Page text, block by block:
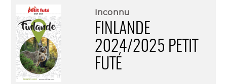
Inconnu
FINLANDE
2024/2025 PETIT
FUTÉ